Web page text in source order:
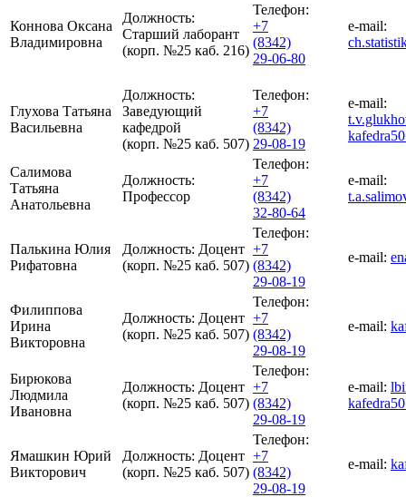
Коннова Оксана
Владимировна
Должность:
Старший лаборант
(корп. №25 каб. 216)
Телефон:
+7
(8342)
29-06-80
e-mail:
Глухова Татьяна
Васильевна
Должность:
Заведующий
кафедрой
(корп. №25 каб. 507)
Телефон:
+7
(8342)
29-08-19
e-mail:
Салимова
Татьяна
Анатольевна
Должность:
Профессор
Телефон:
+7
(8342)
32-80-64
e-mail:
Палькина Юлия
Рифатовна
Должность: Доцент
(корп. №25 каб. 507)
Телефон:
+7
(8342)
29-08-19
e-mail:
Филиппова
Ирина
Викторовна
Должность: Доцент
(корп. №25 каб. 507)
Телефон:
+7
(8342)
29-08-19
e-mail:
Бирюкова
Людмила
Ивановна
Должность: Доцент
(корп. №25 каб. 507)
Телефон:
+7
(8342)
29-08-19
e-mail:
Ямашкин Юрий
Викторович
Должность: Доцент
(корп. №25 каб. 507)
Телефон:
+7
(8342)
29-08-19
e-mail: